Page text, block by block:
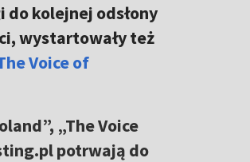
do kolejnej odsłony
wystartowały też
Voice of
„The Voice
potrwają do